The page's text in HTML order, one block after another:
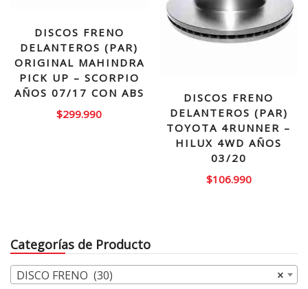
DISCOS FRENO
DELANTEROS (PAR)
ORIGINAL MAHINDRA
PICK UP – SCORPIO
AÑOS 07/17 CON ABS
$299.990
DISCOS FRENO
DELANTEROS (PAR)
TOYOTA 4RUNNER –
HILUX 4WD AÑOS
03/20
$106.990
Categorías de Producto
×
DISCO FRENO (30)